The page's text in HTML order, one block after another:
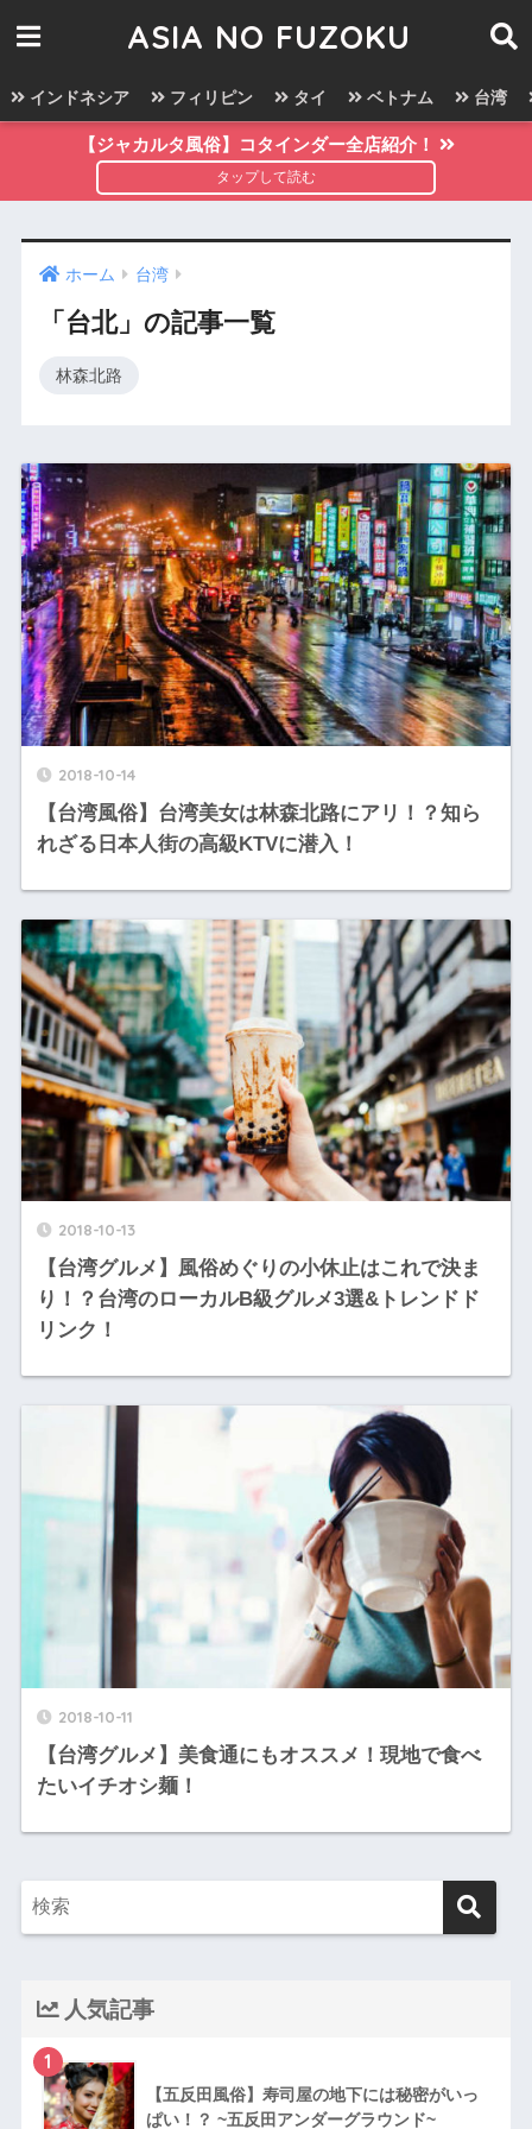
ASIA NO FUZOKU
インドネシア フィリピン タイ ベトナム 台湾
【ジャカルタ風俗】コタインダー全店紹介！
ホーム 台湾
「台北」の記事一覧
林森北路
2018-10-14
【台湾風俗】台湾美女は林森北路にアリ！？知ら
れざる日本人街の高級KTVに潜入！
2018-10-13
【台湾グルメ】風俗めぐりの小休止はこれで決ま
り！？台湾のローカルB級グルメ3選&トレンドド
リンク！
2018-10-11
【台湾グルメ】美食通にもオススメ！現地で食べ
たいイチオシ麺！
人気記事
1
【五反田風俗】寿司屋の地下には秘密がいっ
ぱい！？ ~五反田アンダーグラウンド~